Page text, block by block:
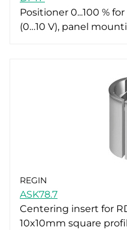
Positioner 0...100 %
(0…10 V), panel
REGIN
ASK78.7
Centering insert for
10x10mm square